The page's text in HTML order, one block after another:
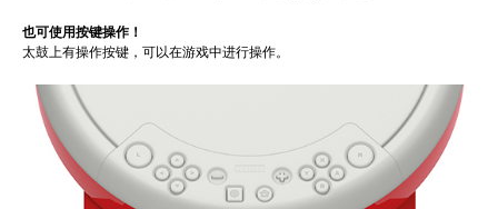
也可使用按键操作！
太鼓上有操作按键，可以在游戏中进行操作。